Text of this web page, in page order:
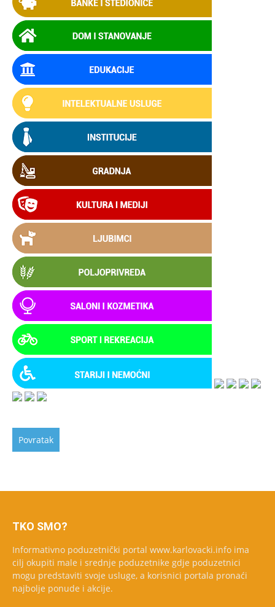
TKO SMO?
Informativno poduzetnički portal www.karlovacki.info ima
cilj okupiti male i srednje poduzetnike gdje poduzetnici
mogu predstaviti svoje usluge, a korisnici portala pronaći
najbolje ponude i akcije.